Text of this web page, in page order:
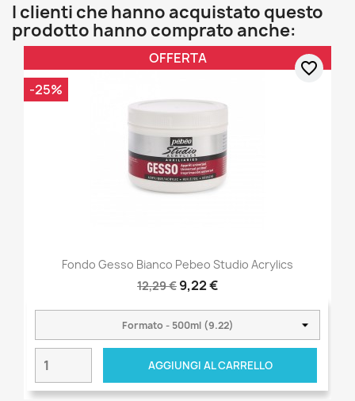
I clienti che hanno acquistato questo
prodotto hanno comprato anche:
Fondo Gesso Bianco Pebeo Studio Acrylics
12,29 € 9,22 €
AGGIUNGI AL CARRELLO
OFFERTA
-25%
favorite_border